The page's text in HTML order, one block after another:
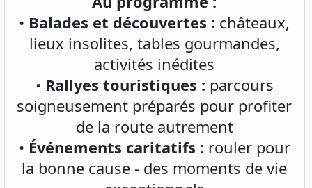
Balades et découvertes : châteaux,
lieux insolites, tables gourmandes,
activités inédites
Rallyes touristiques :parcours
soigneusement préparés pour profiter
de la route autrement
Événements caritatifs :rouler pour
la bonne cause - des moments de vie
exceptionnels